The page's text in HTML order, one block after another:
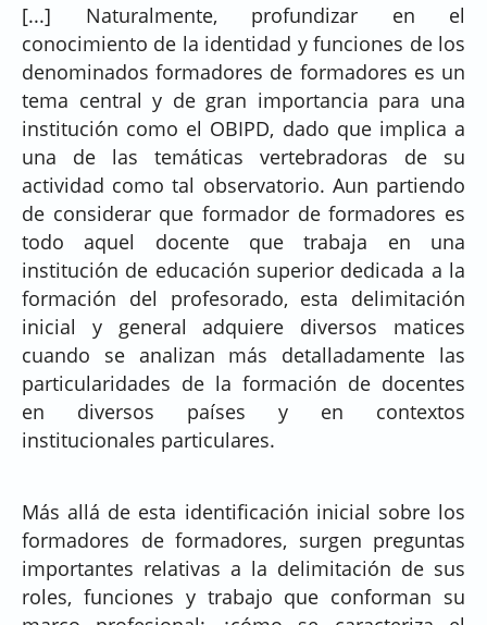
[...] Naturalmente, profundizar en el
conocimiento de la identidad y funciones de los
denominados formadores de formadores es un
tema central y de gran importancia para una
institución como el OBIPD, dado que implica a
una de las temáticas vertebradoras de su
actividad como tal observatorio. Aun partiendo
de considerar que formador de formadores es
todo aquel docente que trabaja en una
institución de educación superior dedicada a la
formación del profesorado, esta delimitación
inicial y general adquiere diversos matices
cuando se analizan más detalladamente las
particularidades de la formación de docentes
en diversos países y en contextos
institucionales particulares.
Más allá de esta identificación inicial sobre los
formadores de formadores, surgen preguntas
importantes relativas a la delimitación de sus
roles, funciones y trabajo que conforman su